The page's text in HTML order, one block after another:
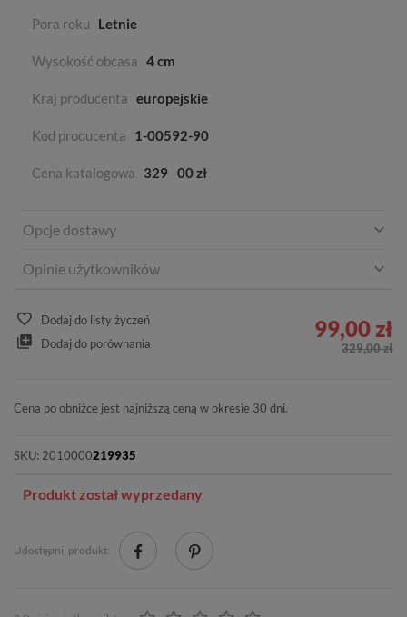
Pora roku Letnie
Wysokość obcasa 4 cm
Kraj producenta europejskie
Kod producenta 1-00592-90
Cena katalogowa 329 00 zł
Opcje dostawy
Opinie użytkowników
Dodaj do listy życzeń
Dodaj do porównania
99,00 zł
329,00 zł
Cena po obniżce jest najniższą ceną w okresie 30 dni.
SKU: 2010000219935
Produkt został wyprzedany
Udostępnij produkt: